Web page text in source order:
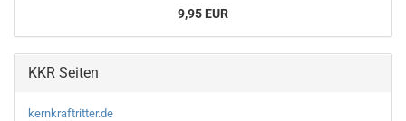
9,95 EUR
KKR Seiten
kernkraftritter.de